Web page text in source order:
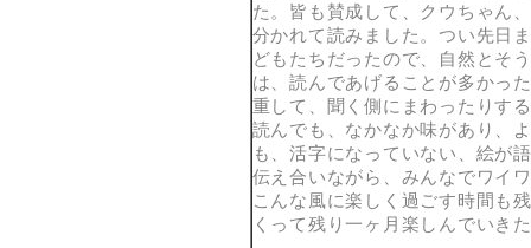
た。皆も賛成して、クウちゃん
分かれて読みました。つい先日
どもたちだったので、自然とそ
は、読んであげることが多かっ
重して、聞く側にまわったりす
読んでも、なかなか味があり、
も、活字になっていない、絵が
伝え合いながら、みんなでワイ
こんな風に楽しく過ごす時間も
くって残り一ヶ月楽しんでいき